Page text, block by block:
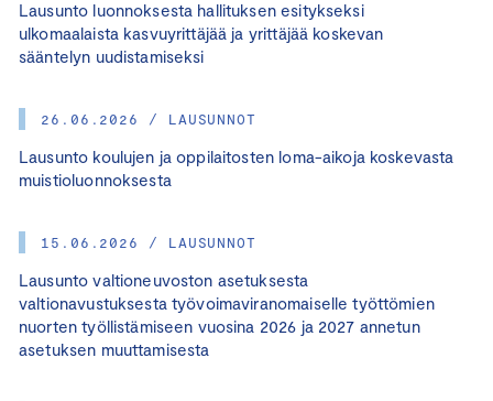
Lausunto luonnoksesta hallituksen esitykseksi
ulkomaalaista kasvuyrittäjää ja yrittäjää koskevan
sääntelyn uudistamiseksi
26.06.2026 / LAUSUNNOT
Lausunto koulujen ja oppilaitosten loma-aikoja koskevasta
muistioluonnoksesta
15.06.2026 / LAUSUNNOT
Lausunto valtioneuvoston asetuksesta
valtionavustuksesta työvoimaviranomaiselle työttömien
nuorten työllistämiseen vuosina 2026 ja 2027 annetun
asetuksen muuttamisesta